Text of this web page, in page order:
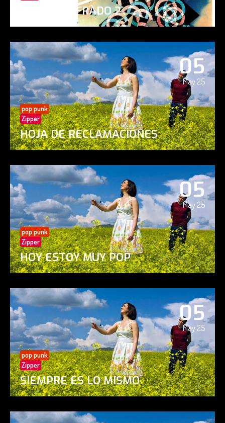
PAISAJE CIFRADO 2
05
May 25
pop punk
Zipper
HOJA DE RECLAMACIONES
05
May 25
pop punk
Zipper
HOY ESTOY MUY POP
05
May 25
pop punk
Zipper
SIEMPRE ES LO MISMO